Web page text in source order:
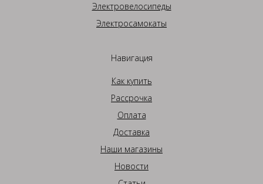
Электровелосипеды
Электросамокаты
Навигация
Как купить
Рассрочка
Оплата
Доставка
Наши магазины
Новости